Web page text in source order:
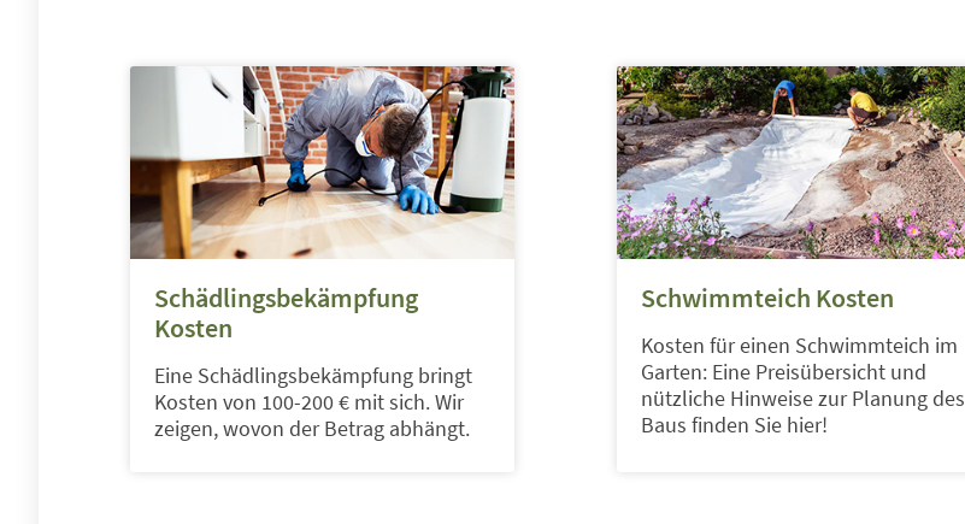
Schädlingsbekämpfung
Kosten
Eine Schädlingsbekämpfung bringt
Kosten von 100-200 € mit sich. Wir
zeigen, wovon der Betrag abhängt.
Schwimmteich Kosten
Kosten für einen Schwimmteich im
Garten: Eine Preisübersicht und
nützliche Hinweise zur Planung des
Baus finden Sie hier!